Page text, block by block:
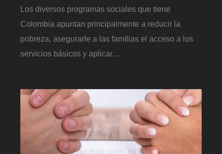
Los diversos programas sociales que tiene
Colombia apuntan principalmente a reducir la
pobreza, asegurarle a las familias el acceso a los
servicios básicos y aplicar…